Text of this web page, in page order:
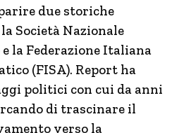
due storiche
Società Nazionale
la Federazione Italiana
(FISA). Report ha
politici con cui da anni
di trascinare il
verso la